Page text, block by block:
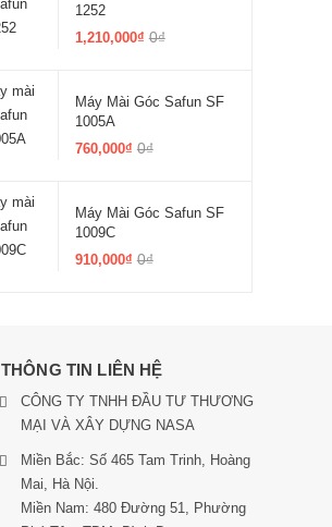
1252
1,210,000₫0₫
Máy Mài Góc Safun SF
1005A
760,000₫0₫
Máy Mài Góc Safun SF
1009C
910,000₫0₫
THÔNG TIN LIÊN HỆ
CÔNG TY TNHH ĐẦU TƯ THƯƠNG
MẠI VÀ XÂY DỰNG NASA
Miền Bắc: Số 465 Tam Trinh, Hoàng
Mai, Hà Nội.
Miền Nam: 480 Đường 51, Phường